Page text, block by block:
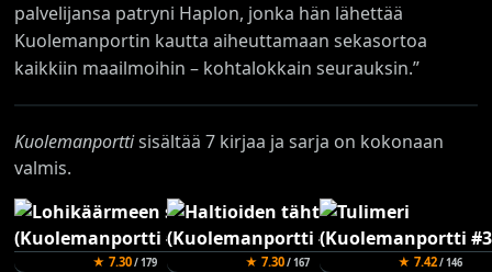
palvelijansa patryni Haplon, jonka hän lähettää
Kuolemanportin kautta aiheuttamaan sekasortoa
kaikkiin maailmoihin – kohtalokkain seurauksin.”
Kuolemanporttisisältää 7 kirjaa ja sarja on kokonaan
valmis.
★ 7.30/ 179 ★ 7.30/ 167 ★ 7.42/ 146